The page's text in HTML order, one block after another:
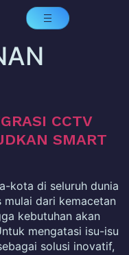
CCTV
SMART
kota di seluruh dunia
dari kemacetan
kebutuhan akan
mengatasi isu-isu
solusi inovatif,